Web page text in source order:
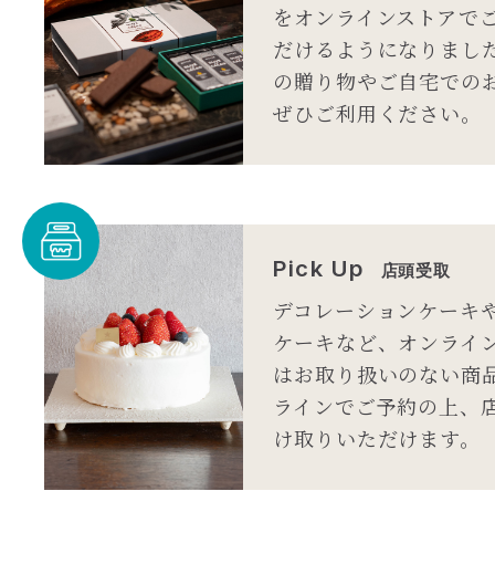
をオンラインストアで
だけるようになりまし
の贈り物やご自宅での
ぜひご利用ください。
Pick Up 店頭受取
デコレーションケーキ
ケーキなど、オンライ
はお取り扱いのない商
ラインでご予約の上、
け取りいただけます。